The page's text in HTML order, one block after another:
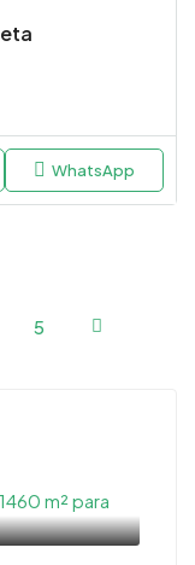
WhatsApp
5